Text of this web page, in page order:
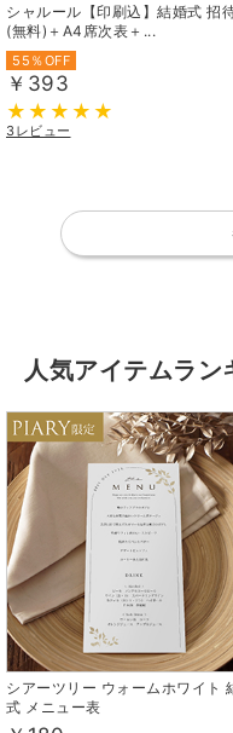
シャルール【印刷込】結婚式 招
(無料)＋A4席次表＋...
55％OFF
￥393
3レビュー
人気アイテムラン
シアーツリー ウォームホワイト
式 メニュー表